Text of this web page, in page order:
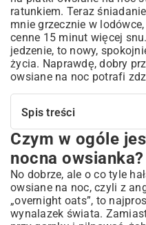
ratunkiem. Teraz
mnie grzecznie w
cenne 15 minut więcej
jedzenie, to nowy,
życia. Naprawdę, dobry
owsiane na noc potrafi
Spis treści
Czym w ogóle jest ta
Podstawa Wszystkiego: Mój
Niezawodny Przepis na
na Noc
Jak to Zrobić, Żeby
Nie Da
Czym w ogóle
nocna owsianka?
No dobrze, ale o co tyle
owsiane na noc, czyli z
„overnight oats”, to
wynalazek świata.